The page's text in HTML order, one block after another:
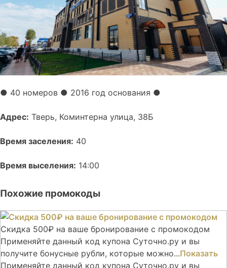
● 40 номеров ● 2016 год основания ●
Адрес: Тверь, Коминтерна улица, 38Б
Время заселения: 40
Время выселения: 14:00
Похожие промокоды
Скидка 500₽ на ваше бронирование с промокодом
Применяйте данный код купона Суточно.ру и вы
получите бонусные рубли, которые можно...Показать
Применяйте данный код купона Суточно.ру и вы